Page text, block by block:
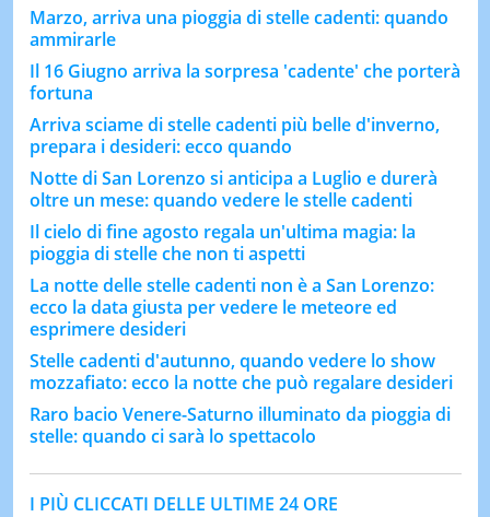
Marzo, arriva una pioggia di stelle cadenti: quando
ammirarle
Il 16 Giugno arriva la sorpresa 'cadente' che porterà
fortuna
Arriva sciame di stelle cadenti più belle d'inverno,
prepara i desideri: ecco quando
Notte di San Lorenzo si anticipa a Luglio e durerà
oltre un mese: quando vedere le stelle cadenti
Il cielo di fine agosto regala un'ultima magia: la
pioggia di stelle che non ti aspetti
La notte delle stelle cadenti non è a San Lorenzo:
ecco la data giusta per vedere le meteore ed
esprimere desideri
Stelle cadenti d'autunno, quando vedere lo show
mozzafiato: ecco la notte che può regalare desideri
Raro bacio Venere-Saturno illuminato da pioggia di
stelle: quando ci sarà lo spettacolo
I PIÙ CLICCATI DELLE ULTIME 24 ORE